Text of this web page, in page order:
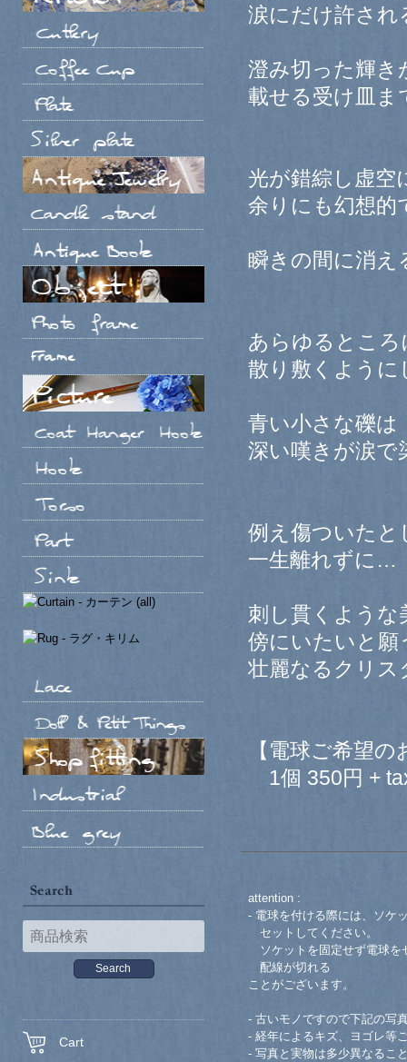
Cart
涙にだけ許され
澄み切った輝き
載せる受け皿ま
光が錯綜し虚空
余りにも幻想的
瞬きの間に消え
あらゆるところ
散り敷くように
青い小さな礫は
深い嘆きが涙で
例え傷ついたと
一生離れずに…
刺し貫くような
傍にいたいと願
壮麗なるクリ
【電球ご希望の
1個 350円 +
attention :
- 電球を付ける際には、ソケ
セットしてください。
ソケットを固定せず電球を
配線が切れる
ことがございます。
- 古いモノですので下記の写
- 経年によるキズ、ヨゴレ等
- 写真と実物は多少異なるこ